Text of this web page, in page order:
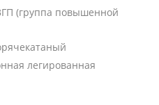
(группа повышенной
легированная